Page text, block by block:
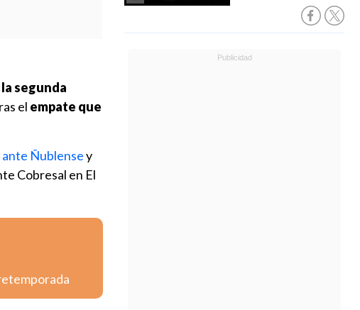
segunda
el empate que
Ñublensey
Cobresal en El